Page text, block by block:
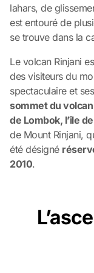
lahars, de
est entouré de
se trouve dans la
Le volcan Rinjani
des visiteurs du
spectaculaire et
sommet du
de Lombok, l’île de
de Mount Rinjani,
été désigné
2010.